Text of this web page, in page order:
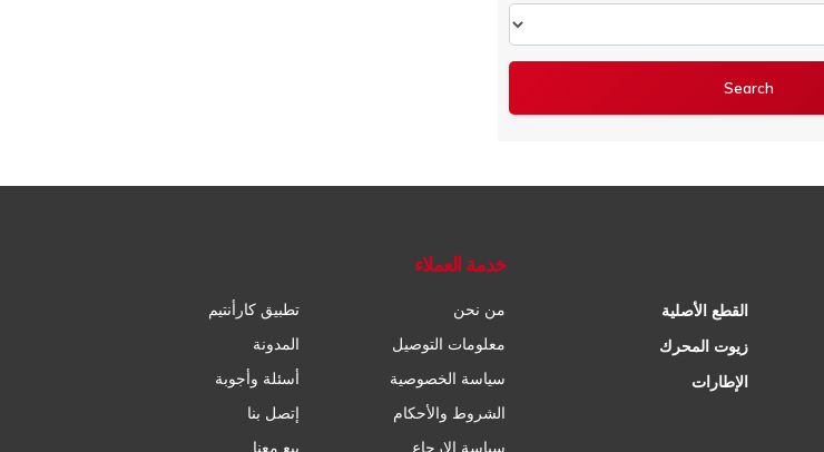
القطع الأصلية
زيوت المحرك
الإطارات
خدمة العملاء
من نحن
تطبيق كارأنتيم
معلومات التوصيل
المدونة
سياسة الخصوصية
أسئلة وأجوبة
الشروط والأحكام
إتصل بنا
سياسة الإرجاع
بيع معنا